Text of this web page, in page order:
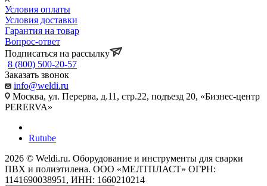
Условия оплаты
Условия доставки
Гарантия на товар
Вопрос-ответ
Подписаться на рассылку
8 (800) 500-20-57
Заказать звонок
info@weldi.ru
Москва, ул. Перерва, д.11, стр.22, подъезд 20, «Бизнес-центр
PERERVA»
Rutube
2026 © Weldi.ru. Оборудование и инструменты для сварки
ПВХ и полиэтилена. ООО «МЕЛТПЛАСТ» ОГРН:
1141690038951, ИНН: 1660210214